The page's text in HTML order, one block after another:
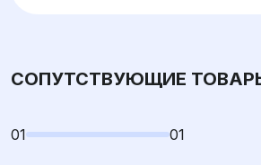
СОПУТСТВУЮЩИЕ
01 01